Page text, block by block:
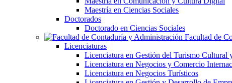
Maestría en Ciencias Sociales
Doctorados
Doctorado en Ciencias Sociales
Facultad de
Licenciaturas
Licenciatura en Gestión del Turismo Cultural
Licenciatura en Negocios y Comercio
Licenciatura en Negocios Turísticos